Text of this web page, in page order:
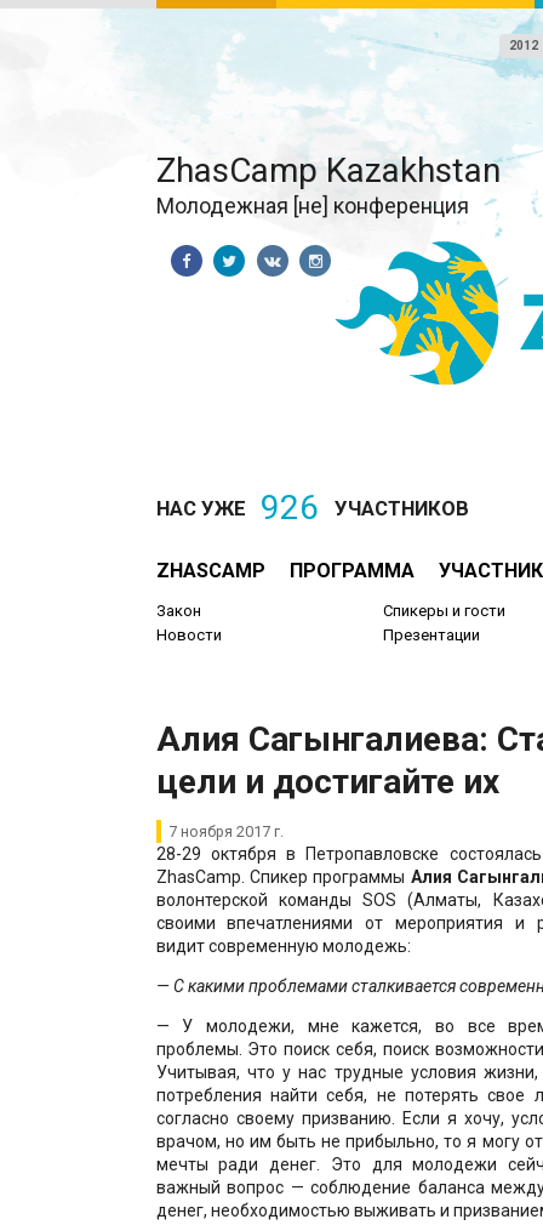
2012
ZhasCamp Kazakhstan
Молодежная [не] конференция
НАС УЖЕ 926 УЧАСТНИКОВ
ZHASCAMP ПРОГРАММА
Закон
Новости
Спикеры и гости
Презентации
Алия Сагынгалиева:
цели и достигайте их
7 ноября 2017 г.
28-29 октября в Петропавловске
ZhasCamp. Спикер программы Алия
волонтерской команды SOS (Алматы,
своими впечатлениями от мероприятия и
видит современную молодежь:
— С какими проблемами сталкивается
— У молодежи, мне кажется, во все
проблемы. Это поиск себя, поиск
Учитывая, что у нас трудные условия
потребления найти себя, не потерять свое
согласно своему призванию. Если я хочу,
врачом, но им быть не прибыльно, то я могу
мечты ради денег. Это для молодежи
важный вопрос — соблюдение баланса
денег, необходимостью выживать и